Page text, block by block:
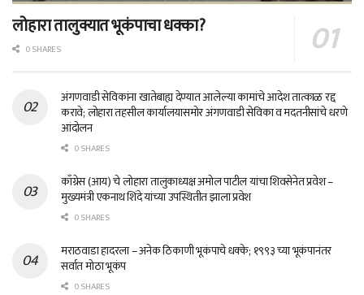
लोहारा तालुक्यात भूकंपाचा धक्का?
0 SHARES
अंगणवाडी सेविकांना खातेबाह्य देण्यात आलेल्या कामांचे आदेश तात्काळ रद्द
करावे; लोहारा तहसील कार्यालयासमोर अंगणवाडी सेविका व मदतनीसांचे धरणे
आंदोलन
0 SHARES
काँग्रेस (आय) चे लोहारा तालुकाध्यक्ष अमोल पाटील यांचा शिवसेनेत प्रवेश –
मुख्यमंत्री एकनाथ शिंदे यांच्या उपस्थितीत झाला प्रवेश
0 SHARES
मराठवाडा हादरला – अनेक ठिकाणी भूकंपाचे धक्के; १९९३ च्या भूकंपानंतर
सर्वात मोठा भूकंप
0 SHARES